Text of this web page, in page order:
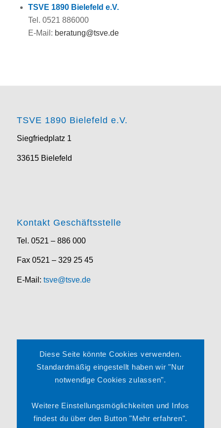
TSVE 1890 Bielefeld e.V.
Tel. 0521 886000
E-Mail: beratung@tsve.de
TSVE 1890 Bielefeld e.V.
Siegfriedplatz 1
33615 Bielefeld
Kontakt Geschäftsstelle
Tel. 0521 – 886 000
Fax 0521 – 329 25 45
E-Mail: tsve@tsve.de
Impressum
Datenschutzerklärung
Satzung
Diese Seite könnte Cookies verwenden.
Standardmäßig eingestellt haben wir "Nur
notwendige Cookies zulassen".
Weitere Einstellungsmöglichkeiten und Infos
findest du über den Button "Mehr erfahren".